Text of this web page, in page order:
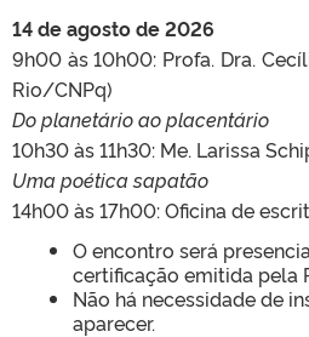
14 de agosto de 2026
9h00 às 10h00: Profa. Dra.
Rio/CNPq)
Do planetário ao placentário
10h30 às 11h30: Me. Larissa
Uma poética sapatão
14h00 às 17h00: Oficina de
O encontro será
certificação emitida pela
Não há necessidade de
aparecer.